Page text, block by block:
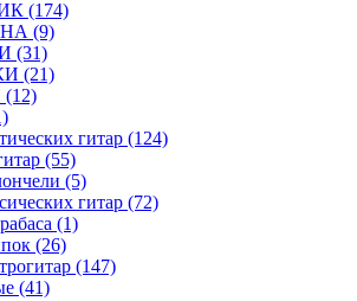
(174)
(9)
(31)
(21)
гитар (124)
(55)
(5)
гитар (72)
(1)
(26)
(147)
(41)